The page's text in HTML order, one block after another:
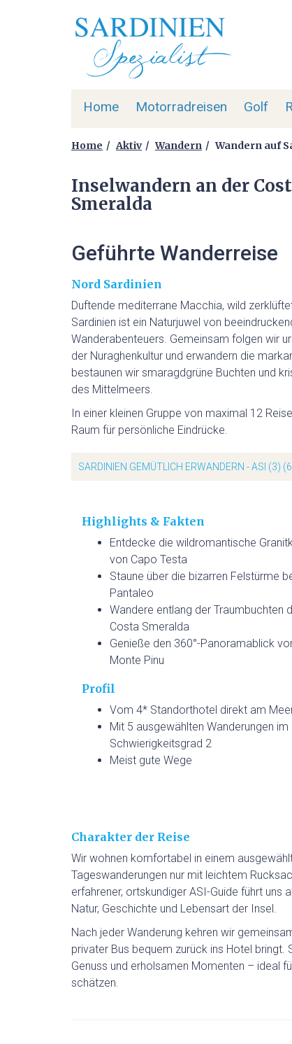
Home Motorradreisen Golf
Home Aktiv Wandern Wandern auf
Inselwandern an der
Smeralda
Geführte Wanderreise
Nord Sardinien
Duftende mediterrane Macchia, wild
Sardinien ist ein Naturjuwel von
Wanderabenteuers. Gemeinsam folgen wir
der Nuraghenkultur und erwandern die
bestaunen wir smaragdgrüne Buchten und
des Mittelmeers.
In einer kleinen Gruppe von maximal 12
Raum für persönliche Eindrücke.
SARDINIEN GEMÜTLICH ERWANDERN - ASI (3)
Highlights & Fakten
Entdecke die wildromantische
von Capo Testa
Staune über die bizarren Felstürme
Pantaleo
Wandere entlang der Traumbuchten
Costa Smeralda
Genieße den 360°-Panoramablick
Monte Pinu
Profil
Vom 4* Standorthotel direkt am
Mit 5 ausgewählten Wanderungen im
Schwierigkeitsgrad 2
Meist gute Wege
Charakter der Reise
Wir wohnen komfortabel in einem
Tageswanderungen nur mit leichtem
erfahrener, ortskundiger ASI-Guide führt uns
Natur, Geschichte und Lebensart der Insel.
Nach jeder Wanderung kehren wir
privater Bus bequem zurück ins Hotel
Genuss und erholsamen Momenten – ideal
schätzen.